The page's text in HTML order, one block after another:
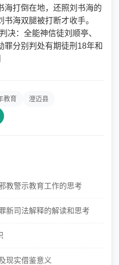
海打倒在地，还照刘书海的
海双腿被打断才收手。
决：全能神信徒刘顺亭、
罪分别判处有期徒刑18年和
教育 澄迈县
教警示教育工作的思考
新司法解释的解读和思考
现实借鉴意义